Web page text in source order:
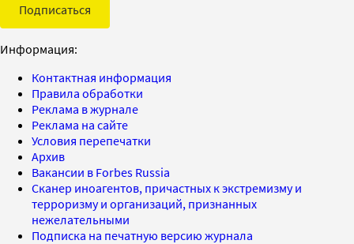
Подписаться
Информация:
Контактная информация
Правила обработки
Реклама в журнале
Реклама на сайте
Условия перепечатки
Архив
Вакансии в Forbes Russia
Сканер иноагентов, причастных к экстремизму и
терроризму и организаций, признанных
нежелательными
Подписка на печатную версию журнала